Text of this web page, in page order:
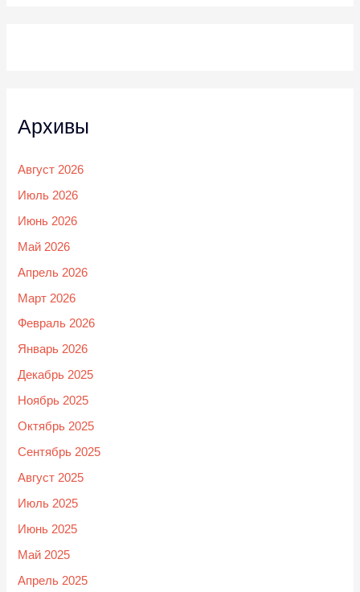
Архивы
Август 2026
Июль 2026
Июнь 2026
Май 2026
Апрель 2026
Март 2026
Февраль 2026
Январь 2026
Декабрь 2025
Ноябрь 2025
Октябрь 2025
Сентябрь 2025
Август 2025
Июль 2025
Июнь 2025
Май 2025
Апрель 2025